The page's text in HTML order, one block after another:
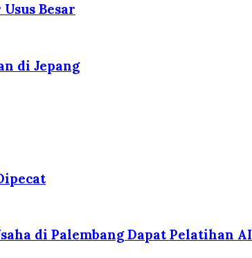
Besar
di Jepang
di Palembang Dapat Pelatihan AI